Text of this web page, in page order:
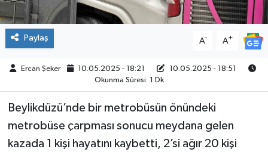
Paylaş A- A+
Ercan Şeker 10.05.2025 - 18:21
10.05.2025 - 18:51
Okunma Süresi: 1 Dk
Beylikdüzü’nde bir metrobüsün önündeki
metrobüse çarpması sonucu meydana gelen
kazada 1 kişi hayatını kaybetti, 2’si ağır 20 kişi
TURİZM
MAGAZİN
VEFAT
BÖLGE